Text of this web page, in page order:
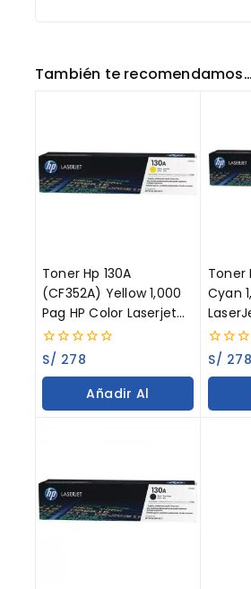
También te recomendamos…
Toner Hp 130A
(CF352A) Yellow 1,000
Pag HP Color Laserjet
Pro MFP M176fw
0
out
of
S/ 278
Añadir Al
Toner
Cyan
0
out
of
S/ 278